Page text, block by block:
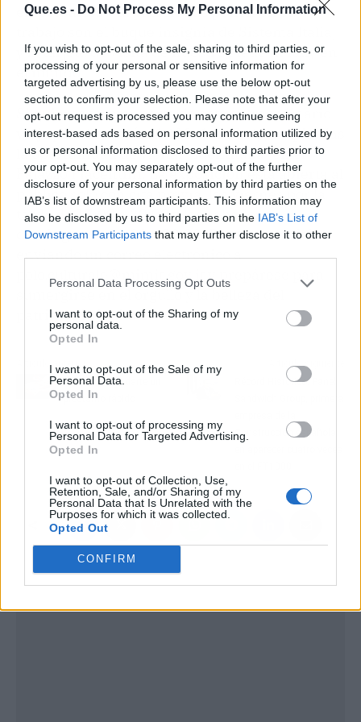
Que.es - Do Not Process My Personal Information
If you wish to opt-out of the sale, sharing to third parties, or
processing of your personal or sensitive information for
targeted advertising by us, please use the below opt-out
section to confirm your selection. Please note that after your
opt-out request is processed you may continue seeing
interest-based ads based on personal information utilized by
us or personal information disclosed to third parties prior to
your opt-out. You may separately opt-out of the further
disclosure of your personal information by third parties on the
IAB’s list of downstream participants. This information may
also be disclosed by us to third parties on the IAB’s List of
Downstream Participants that may further disclose it to other
Personal Data Processing Opt Outs
I want to opt-out of the Sharing of my
personal data.
Opted In
I want to opt-out of the Sale of my
Personal Data.
Opted In
I want to opt-out of processing my
Personal Data for Targeted Advertising.
Opted In
I want to opt-out of Collection, Use,
Retention, Sale, and/or Sharing of my
Personal Data that Is Unrelated with the
Purposes for which it was collected.
Opted Out
CONFIRM
empresarios y la pasión que ponen en su
y la tarjeta de visita de nuestro Made in Italy en
el mundo."
Si quieres formar parte de este extraordinario
viaje por el corazón del Made in Italy, no pierdas
la oportunidad de visitar "Identitalia" en el
Palazzo Piacentini. La exposición está abierta al
público solo con cita previa, los viernes por la
tarde de 17:00 a 20:00 y los sábados y
domingos de 10:00 a 20:00. Reserve su visita
enviando un correo electrónico a
polo.culturale@mimit.gov.it y prepárese para
sumergirse en el orgullo y la belleza del
patrimonio italiano.
Artículo anterior
Así puede ayudarte un
préstamo rápido
Artículo siguiente
Récord Histórico: Panel
Construcción española